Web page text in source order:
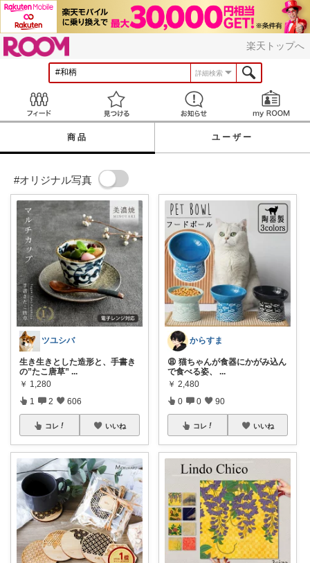
楽天トップへ
詳細検索
見つける お知らせ
商品 ユーザー
#オリジナル写真
ツユシバ
生き生きとした造形と、手書き
の”たこ唐草” ...
￥ 1,280
1 2 606
コレ いいね
からすま
😩 猫ちゃんが食器にかがみ込ん
で食べる姿、
...
￥ 2,480
0 0 90
コレ いいね